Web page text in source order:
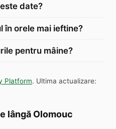
date?
în orele mai ieftine?
pentru mâine?
Platform. Ultima actualizare:
lângă Olomouc